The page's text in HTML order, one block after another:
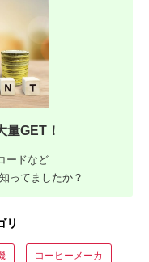
量GET！
ードなど
ってましたか？
リ
コーヒーメーカ